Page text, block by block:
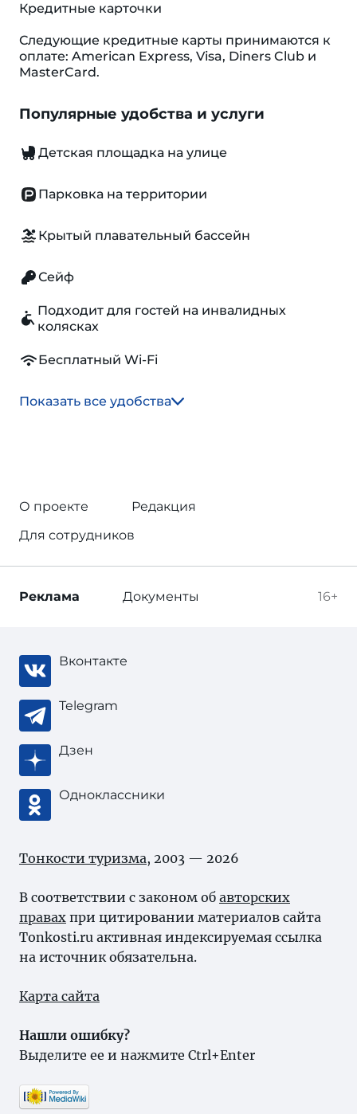
Кредитные карточки
Следующие кредитные карты принимаются к
оплате: American Express, Visa, Diners Club и
MasterCard.
Популярные удобства и услуги
Детская площадка на улице
Парковка на территории
Крытый плавательный бассейн
Сейф
Подходит для гостей на инвалидных
колясках
Бесплатный Wi-Fi
Показать все удобства
О проекте
Редакция
Для сотрудников
16+
Реклама Документы
Вконтакте
Telegram
Дзен
Одноклассники
Тонкости туризма, 2003 — 2026
В соответствии с законом об авторских
правах при цитировании материалов сайта
Tonkosti.ru активная индексируемая ссылка
на источник обязательна.
Карта сайта
Нашли ошибку?
Выделите ее и нажмите Ctrl+Enter